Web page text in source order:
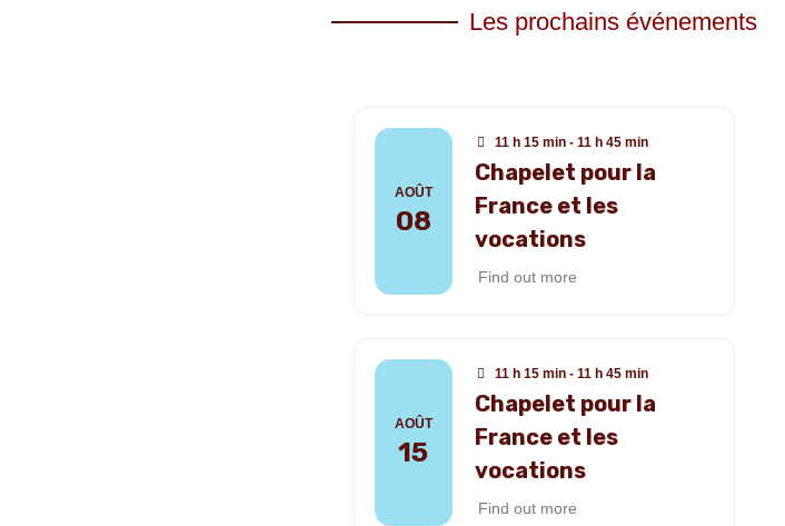
Les prochains événements
AOÛT
08
11 h 15 min - 11 h 45 min
Chapelet pour la
France et les
vocations
Find out more
AOÛT
15
11 h 15 min - 11 h 45 min
Chapelet pour la
France et les
vocations
Find out more